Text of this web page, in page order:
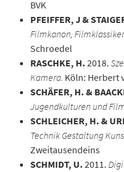
BVK
PFEIFFER, J &
Filmkanon,
Schroedel
RASCHKE, H. 2018.
Kamera. Köln: Herbert
SCHÄFER, H. &
Jugendkulturen und
SCHLEICHER, H. &
Technik Gestaltung
Zweitausendeins
SCHMIDT, U. 2011.